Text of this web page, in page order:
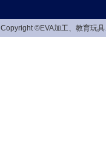
Copyright ©EVA加工、教育玩